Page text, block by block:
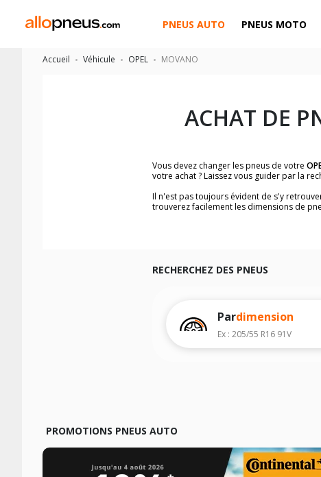
PNEUS AUTO PNEUS MOTO
Accueil Véhicule OPEL MOVANO
ACHAT DE
Vous devez changer les pneus de votre
votre achat ? Laissez vous guider par la
Il n'est pas toujours évident de s'y
trouverez facilement les dimensions de
véhicule ainsi que sur l'étiquette collée à
Pour cela, veuillez sélectionner le modèle
RECHERCHEZ DES PNEUS
Pardimension
Ex : 205/55 R16 91V
PROMOTIONS PNEUS AUTO